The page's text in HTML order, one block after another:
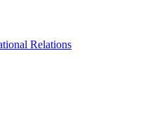
Relations